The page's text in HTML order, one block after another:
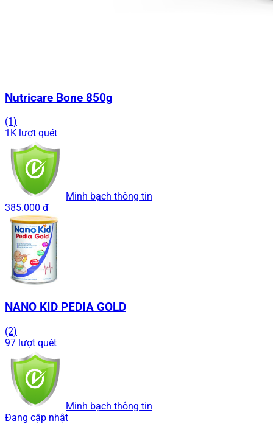
Nutricare Bone 850g
(1)
1K lượt quét
Minh bạch thông tin
385.000 đ
NANO KID PEDIA GOLD
(2)
97 lượt quét
Minh bạch thông tin
Đang cập nhật